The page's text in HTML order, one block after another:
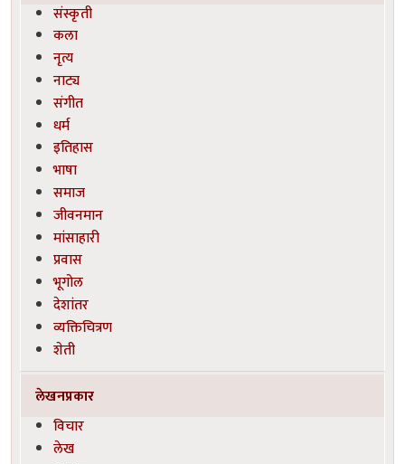
संस्कृती
कला
नृत्य
नाट्य
संगीत
धर्म
इतिहास
भाषा
समाज
जीवनमान
मांसाहारी
प्रवास
भूगोल
देशांतर
व्यक्तिचित्रण
शेती
लेखनप्रकार
विचार
लेख